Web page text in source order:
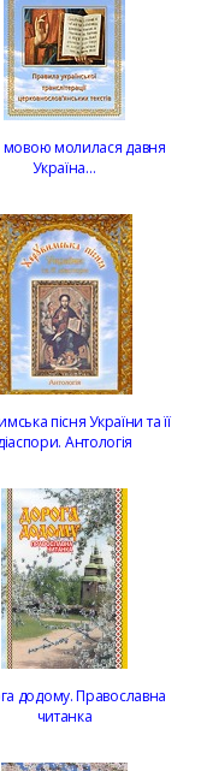
молилася давня
Україна…
пісня України та її
Антологія
додому. Православна
читанка